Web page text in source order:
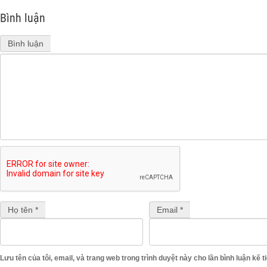
Bình luận
Bình luận
Họ tên * Email *
Lưu tên của tôi, email, và trang web trong trình duyệt này cho lần bình luận kế